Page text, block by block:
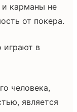
и карманы не
от покера.
играют в
человека,
является